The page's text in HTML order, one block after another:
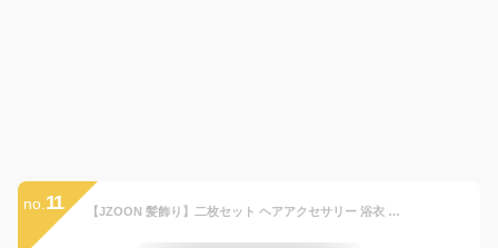
no. 11 【JZOON 髪飾り】二枚セット ヘアアクセサリー 浴衣 樹脂花びら クリップ 成人式 振袖 子供 和装 クリアビーズ キッズ 小さい 髪留め 七五三 ピンク